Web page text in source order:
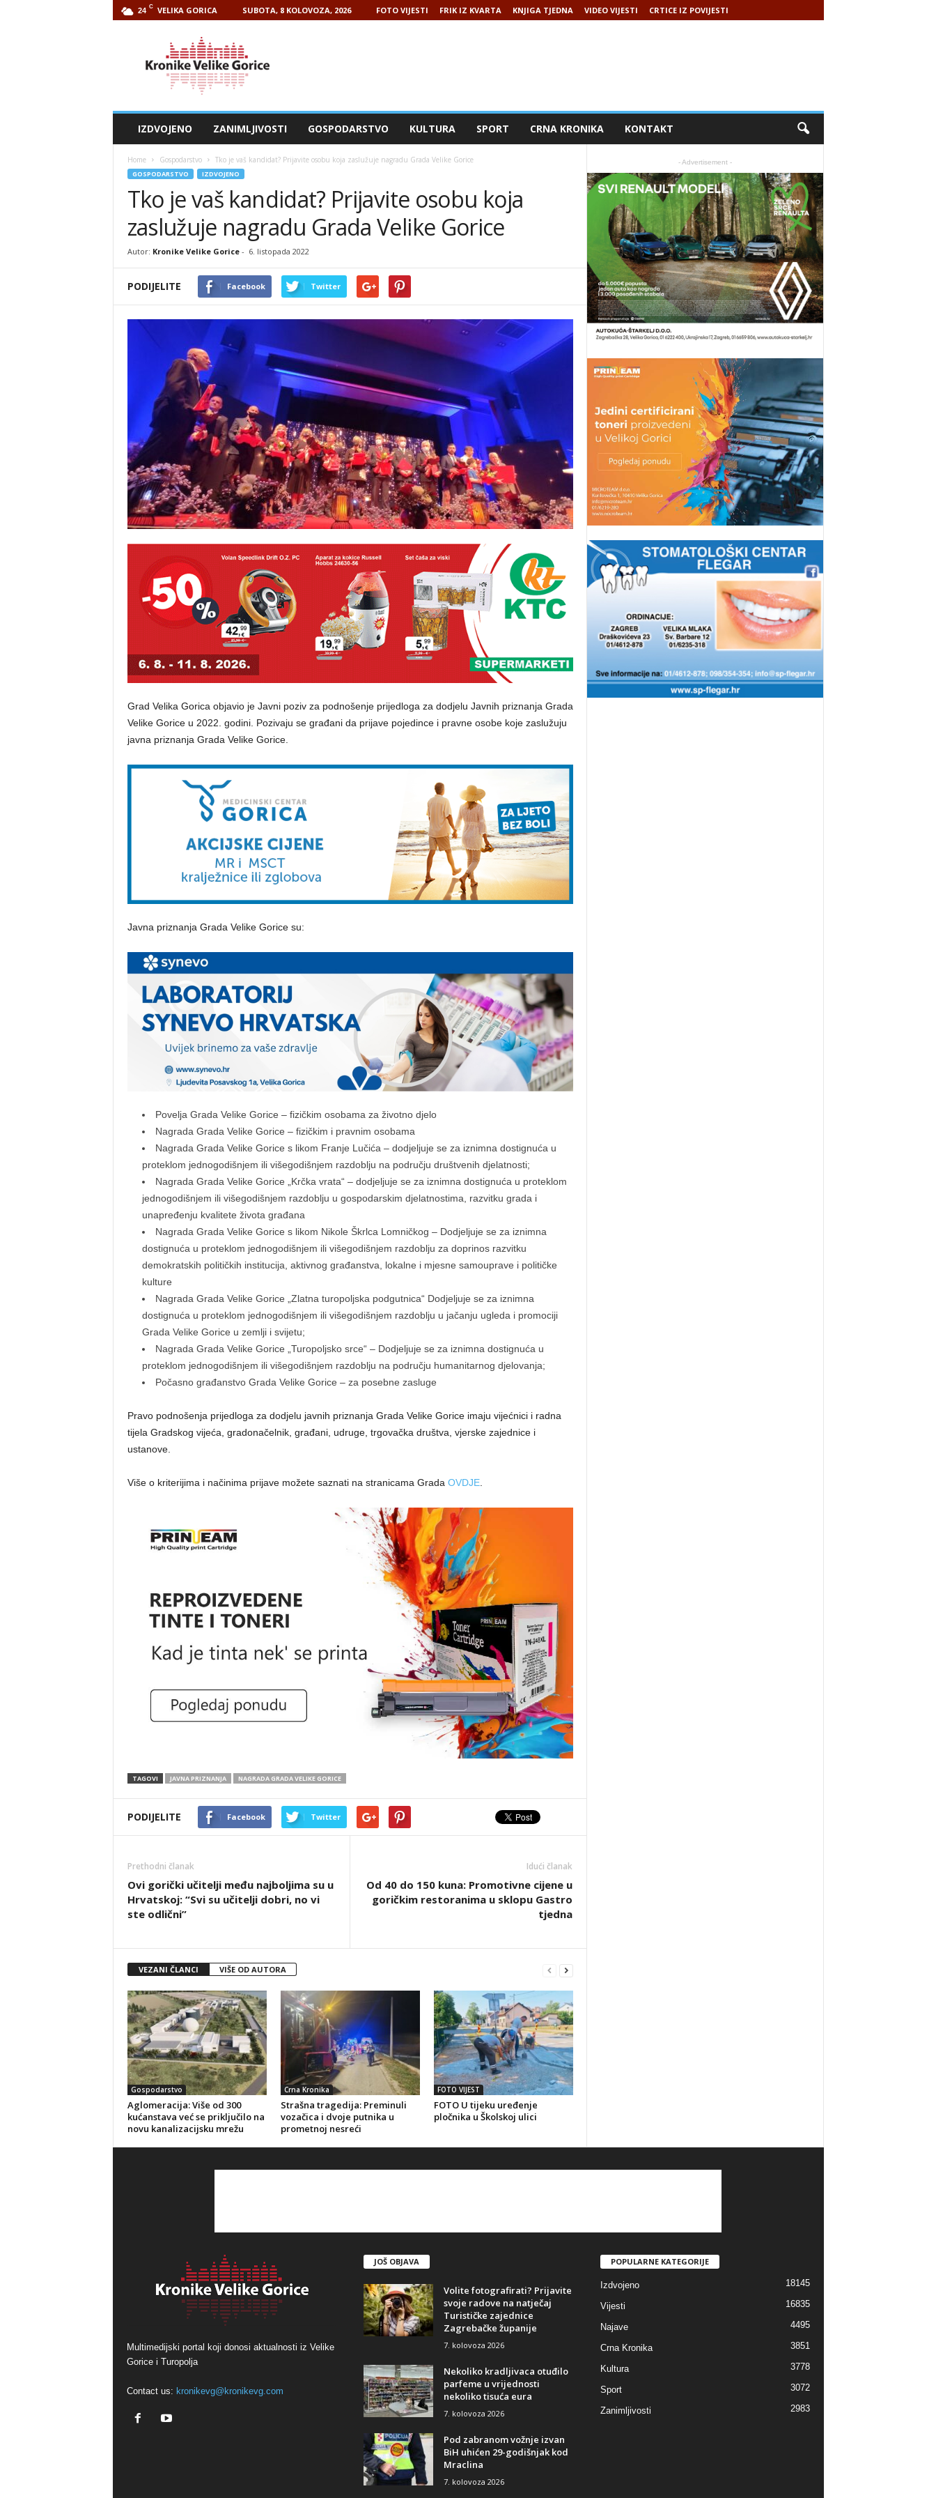
24 C VELIKA GORICA SUBOTA, 8 KOLOVOZA, 2026 FOTO VIJESTI FRIK IZ KVARTA KNJIGA TJEDNA VIDEO VIJESTI CRTICE IZ POVIJESTI
IZDVOJENO ZANIMLJIVOSTI GOSPODARSTVO KULTURA SPORT CRNA KRONIKA KONTAKT
Home Gospodarstvo Tko je vaš kandidat? Prijavite osobu koja zaslužuje nagradu Grada Velike Gorice
GOSPODARSTVO IZDVOJENO
Tko je vaš kandidat? Prijavite osobu koja
zaslužuje nagradu Grada Velike Gorice
Autor: Kronike Velike Gorice- 6. listopada 2022
PODIJELITE Facebook Twitter
Grad Velika Gorica objavio je Javni poziv za podnošenje prijedloga za dodjelu Javnih priznanja Grada
Velike Gorice u 2022. godini. Pozivaju se građani da prijave pojedince i pravne osobe koje zaslužuju
javna priznanja Grada Velike Gorice.
Javna priznanja Grada Velike Gorice su:
Povelja Grada Velike Gorice – fizičkim osobama za životno djelo
Nagrada Grada Velike Gorice – fizičkim i pravnim osobama
Nagrada Grada Velike Gorice s likom Franje Lučića – dodjeljuje se za iznimna dostignuća u
proteklom jednogodišnjem ili višegodišnjem razdoblju na području društvenih djelatnosti;
Nagrada Grada Velike Gorice „Krčka vrata“ – dodjeljuje se za iznimna dostignuća u proteklom
jednogodišnjem ili višegodišnjem razdoblju u gospodarskim djelatnostima, razvitku grada i
unapređenju kvalitete života građana
Nagrada Grada Velike Gorice s likom Nikole Škrlca Lomničkog – Dodjeljuje se za iznimna
dostignuća u proteklom jednogodišnjem ili višegodišnjem razdoblju za doprinos razvitku
demokratskih političkih institucija, aktivnog građanstva, lokalne i mjesne samouprave i političke
kulture
Nagrada Grada Velike Gorice „Zlatna turopoljska podgutnica“ Dodjeljuje se za iznimna
dostignuća u proteklom jednogodišnjem ili višegodišnjem razdoblju u jačanju ugleda i promociji
Grada Velike Gorice u zemlji i svijetu;
Nagrada Grada Velike Gorice „Turopoljsko srce“ – Dodjeljuje se za iznimna dostignuća u
proteklom jednogodišnjem ili višegodišnjem razdoblju na području humanitarnog djelovanja;
Počasno građanstvo Grada Velike Gorice – za posebne zasluge
Pravo podnošenja prijedloga za dodjelu javnih priznanja Grada Velike Gorice imaju vijećnici i radna
tijela Gradskog vijeća, gradonačelnik, građani, udruge, trgovačka društva, vjerske zajednice i
ustanove.
Više o kriterijima i načinima prijave možete saznati na stranicama Grada OVDJE.
TAGOVI JAVNA PRIZNANJA NAGRADA GRADA VELIKE GORICE
PODIJELITE Facebook Twitter
Prethodni članak
Ovi gorički učitelji među najboljima su u
Hrvatskoj: “Svi su učitelji dobri, no vi
ste odlični”
Idući članak
Od 40 do 150 kuna: Promotivne cijene u
goričkim restoranima u sklopu Gastro
tjedna
VEZANI ČLANCI VIŠE OD AUTORA
Gospodarstvo
Aglomeracija: Više od 300
kućanstava već se priključilo na
novu kanalizacijsku mrežu
Crna Kronika
Strašna tragedija: Preminuli
vozačica i dvoje putnika u
prometnoj nesreći
FOTO VIJEST
FOTO U tijeku uređenje
pločnika u Školskoj ulici
- Advertisement -
Multimedijski portal koji donosi aktualnosti iz Velike
Gorice i Turopolja
Contact us: kronikevg@kronikevg.com
JOŠ OBJAVA
Volite fotografirati? Prijavite
svoje radove na natječaj
Turističke zajednice
Zagrebačke županije
7. kolovoza 2026
Nekoliko kradljivaca otuđilo
parfeme u vrijednosti
nekoliko tisuća eura
7. kolovoza 2026
Pod zabranom vožnje izvan
BiH uhićen 29-godišnjak kod
Mraclina
7. kolovoza 2026
POPULARNE KATEGORIJE
Izdvojeno 18145
Vijesti 16835
Najave 4495
Crna Kronika 3851
Kultura 3778
Sport 3072
Zanimljivosti 2983